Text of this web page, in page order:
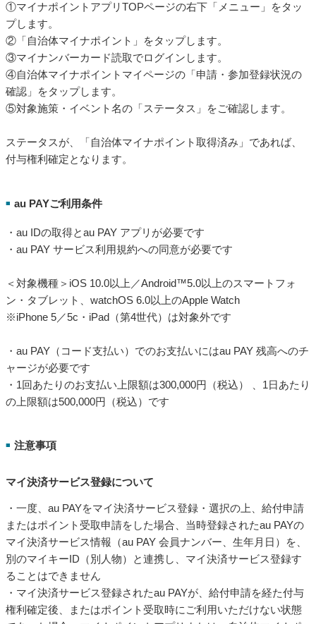
①マイナポイントアプリTOPページの右下「メニュー」をタッ
プします。
②「自治体マイナポイント」をタップします。
③マイナンバーカード読取でログインします。
④自治体マイナポイントマイページの「申請・参加登録状況の
確認」をタップします。
⑤対象施策・イベント名の「ステータス」をご確認します。
ステータスが、「自治体マイナポイント取得済み」であれば、
付与権利確定となります。
■ au PAYご利用条件
・au IDの取得とau PAY アプリが必要です
・au PAY サービス利用規約への同意が必要です
＜対象機種＞iOS 10.0以上／Android™5.0以上のスマートフォ
ン・タブレット、watchOS 6.0以上のApple Watch
※iPhone 5／5c・iPad（第4世代）は対象外です
・au PAY（コード支払い）でのお支払いにはau PAY 残高へのチ
ャージが必要です
・1回あたりのお支払い上限額は300,000円（税込） 、1日あたり
の上限額は500,000円（税込）です
■ 注意事項
マイ決済サービス登録について
・一度、au PAYをマイ決済サービス登録・選択の上、給付申請
またはポイント受取申請をした場合、当時登録されたau PAYの
マイ決済サービス情報（au PAY 会員ナンバー、生年月日）を、
別のマイキーID（別人物）と連携し、マイ決済サービス登録す
ることはできません
・マイ決済サービス登録されたau PAYが、給付申請を経た付与
権利確定後、またはポイント受取時にご利用いただけない状態